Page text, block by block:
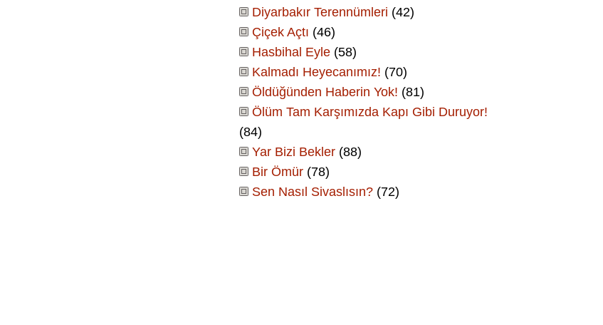
Diyarbakır Terennümleri (42)
Çiçek Açtı (46)
Hasbihal Eyle (58)
Kalmadı Heyecanımız! (70)
Öldüğünden Haberin Yok! (81)
Ölüm Tam Karşımızda Kapı Gibi Duruyor!
(84)
Yar Bizi Bekler (88)
Bir Ömür (78)
Sen Nasıl Sivaslısın? (72)